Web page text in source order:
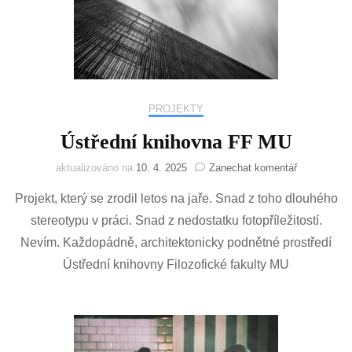
PROJEKTY
Ústřední knihovna FF MU
aktualizováno na 10. 4. 2025 Zanechat komentářna
knihovna
FF
Projekt, který se zrodil letos na jaře. Snad z toho dlouhého
stereotypu v práci. Snad z nedostatku fotopříležitostí.
Nevím. Každopádně, architektonicky podnětné prostředí
Ústřední knihovny Filozofické fakulty MU